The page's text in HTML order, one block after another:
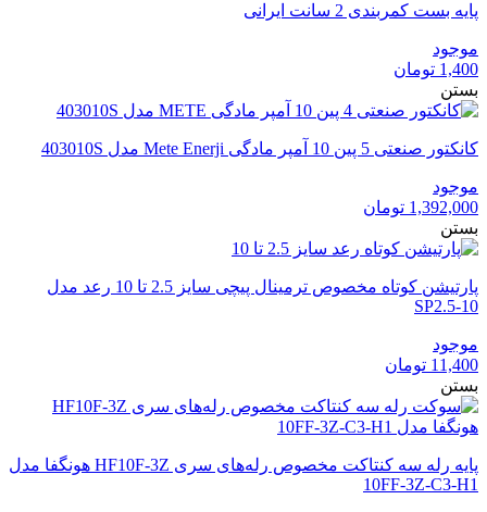
پایه بست کمربندی 2 سانت ایرانی
موجود
1,400 تومان
بستن
کانکتور صنعتی 5 پین 10 آمپر مادگی Mete Enerji مدل 403010S
موجود
1,392,000 تومان
بستن
پارتیشن کوتاه مخصوص ترمینال پیچی سایز 2.5 تا 10 رعد مدل
SP2.5-10
موجود
11,400 تومان
بستن
پایه رله سه کنتاکت مخصوص رله‌های سری HF10F-3Z هونگفا مدل
10FF-3Z-C3-H1